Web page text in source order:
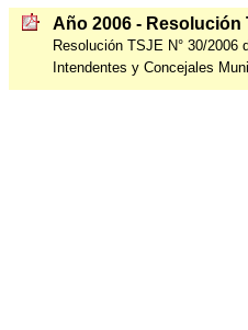
Año 2006 - Resolución
Resolución TSJE N° 30/
Intendentes y Concejales